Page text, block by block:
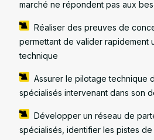
marché ne répondent pas aux
Réaliser des preuves de
permettant de valider rapidement
technique
Assurer le pilotage technique
spécialisés intervenant dans son
Développer un réseau de
spécialisés, identifier les pistes